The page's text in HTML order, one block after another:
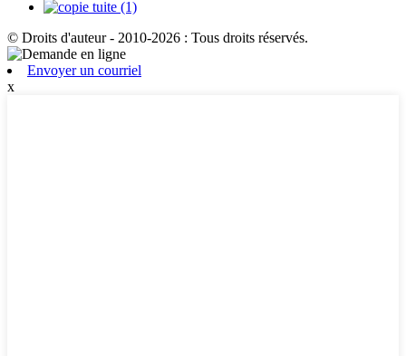
© Droits d'auteur - 2010-2026 : Tous droits réservés.
Envoyer un courriel
x